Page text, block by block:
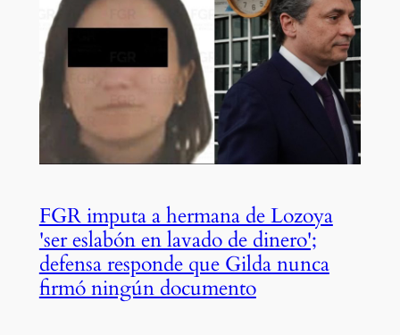
FGR imputa a hermana de Lozoya
'ser eslabón en lavado de dinero';
defensa responde que Gilda nunca
firmó ningún documento